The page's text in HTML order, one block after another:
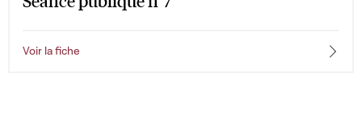
Voir la fiche